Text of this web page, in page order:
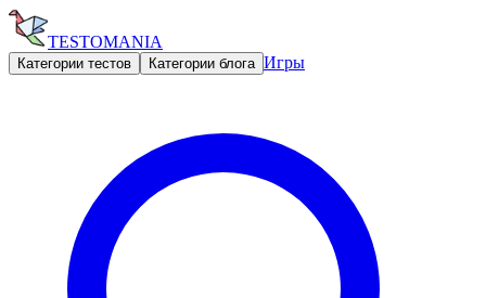
TESTOMANIA
Категории тестов Категории блога Игры